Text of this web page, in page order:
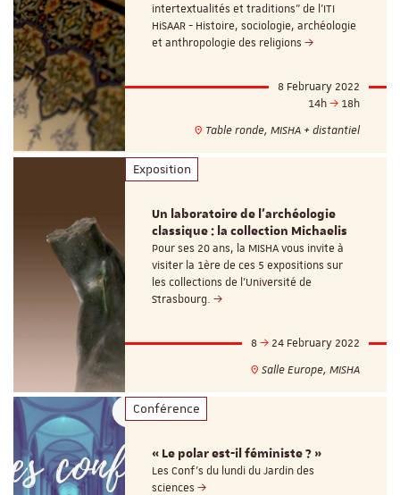
intertextualités et traditions" de l'ITI
HiSAAR - Histoire, sociologie, archéologie
et anthropologie des religions
8 February 2022
14h
18h
Table ronde, MISHA + distantiel
Exposition
Un laboratoire de l’archéologie
classique : la collection Michaelis
Pour ses 20 ans, la MISHA vous invite à
visiter la 1ère de ces 5 expositions sur
les collections de l'Université de
Strasbourg.
8
24 February 2022
Salle Europe, MISHA
Conférence
« Le polar est-il féministe ? »
Les Conf's du lundi du Jardin des
sciences